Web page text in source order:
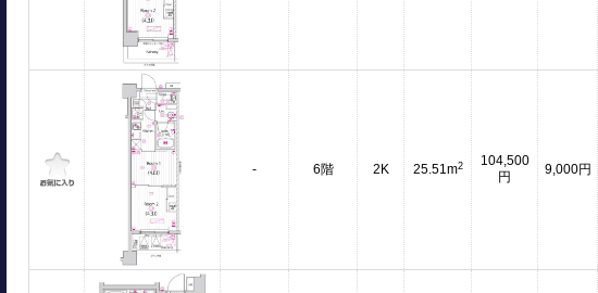
- 6階 2K 25.51m2
104,500
円
9,000円